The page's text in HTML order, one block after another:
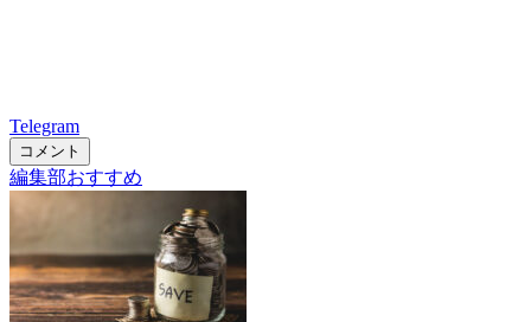
Telegram
コメント
編集部おすすめ